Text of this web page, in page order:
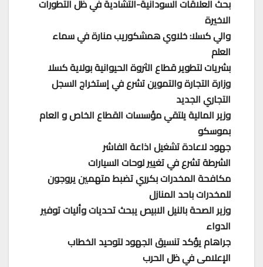
بحث العلاقات السودانية-التشادية في ظل التطورات
الاخيرة
والي كسلا: خلاوي همشكوريب منارة في سماء
العلم
بشريات لتطوير قطاع الثروة الحيوانية بولاية كسلا
وزارة التجارة والتموين تشرع في إستخراج السجل
التجاري الجديد
وزير المالية يلتقي مؤسسات القطاع الخاص و العام
بموسكو
جهود لاعادة تشغيل اذاعة الفاشر
الشرطة تشرع في تغيير لوحات السيارات
مكافحة المخدرات بكرري تضبط متهمين يروجون
للمخدرات باحد المنازل
وزير الصحة بالنيل الابيص يبحث تحديات وأليات توفير
الدواء
جراهام يؤكد تنسيق الجهود لتوحيد الخطاب
الإعلامى في ظل الحرب